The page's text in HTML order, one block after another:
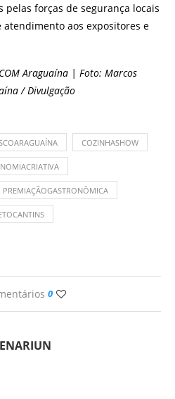
pelas forças de segurança locais
aos expositores e
Araguaína | Foto: Marcos
/ Divulgação
COZINHASHOW
PREMIAÇÃOGASTRONÔMICA
0